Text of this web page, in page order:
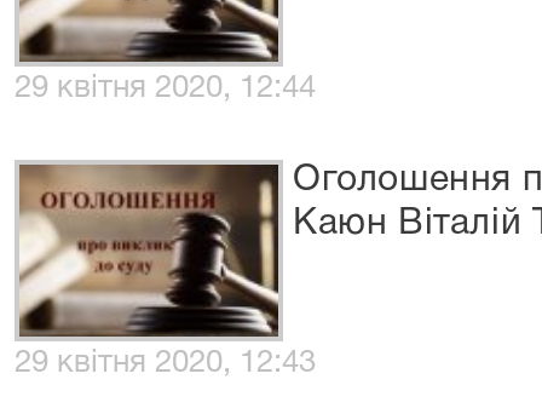
29 квітня 2020, 12:44
Оголошення
Каюн Віталій
29 квітня 2020, 12:43